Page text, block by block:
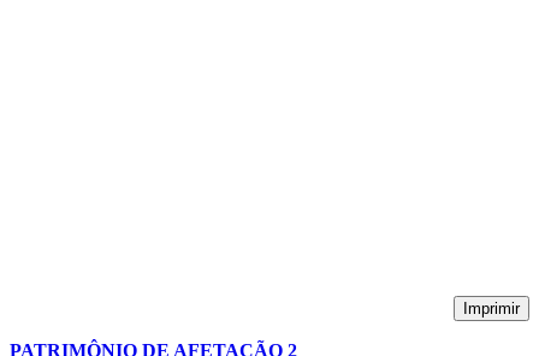
Imprimir
PATRIMÔNIO DE AFETAÇÃO 2